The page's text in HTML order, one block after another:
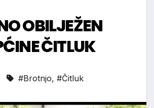
OBILJEŽEN
ČITLUK
#Brotnjo, #Čitluk